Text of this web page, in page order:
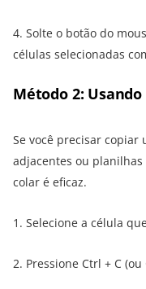
4. Solte o botão do
células selecionadas
Método 2:
Se você precisar
adjacentes ou
colar é eficaz.
1. Selecione a célula
2. Pressione Ctrl + C